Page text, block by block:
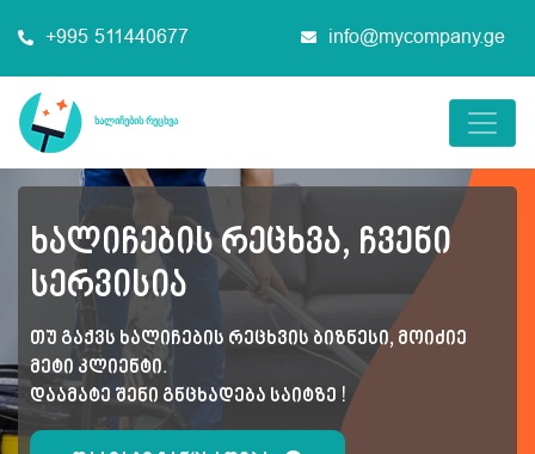
+995 511440677 info@mycompany.ge
ხალიჩების რეცხვა, ჩვენი
სერვისია
თუ გაქვს ხალიჩების რეცხვის ბიზნესი, მოიძიე
მეტი კლიენტი.
დაამატე შენი გნცხადება საიტზე !